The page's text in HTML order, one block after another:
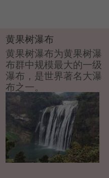
黄果树瀑布
黄果树瀑布为黄果树瀑
布群中规模最大的一级
瀑布，是世界著名大瀑
布之一。